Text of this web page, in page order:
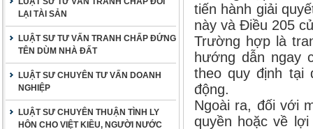
LẠI TÀI SẢN
LUẬT SƯ TƯ VẤN TRANH CHẤP ĐỨNG
TÊN DÙM NHÀ ĐẤT
LUẬT SƯ CHUYÊN TƯ VẤN DOANH
NGHIỆP
LUẬT SƯ CHUYÊN THUẬN TÌNH LY
HÔN CHO VIỆT KIỀU, NGƯỜI NƯỚC
tiến hành giải
này và Điều 205
Trường hợp là
hướng dẫn ngay
theo quy định tại
động.
Ngoài ra, đối với
quyền hoặc về